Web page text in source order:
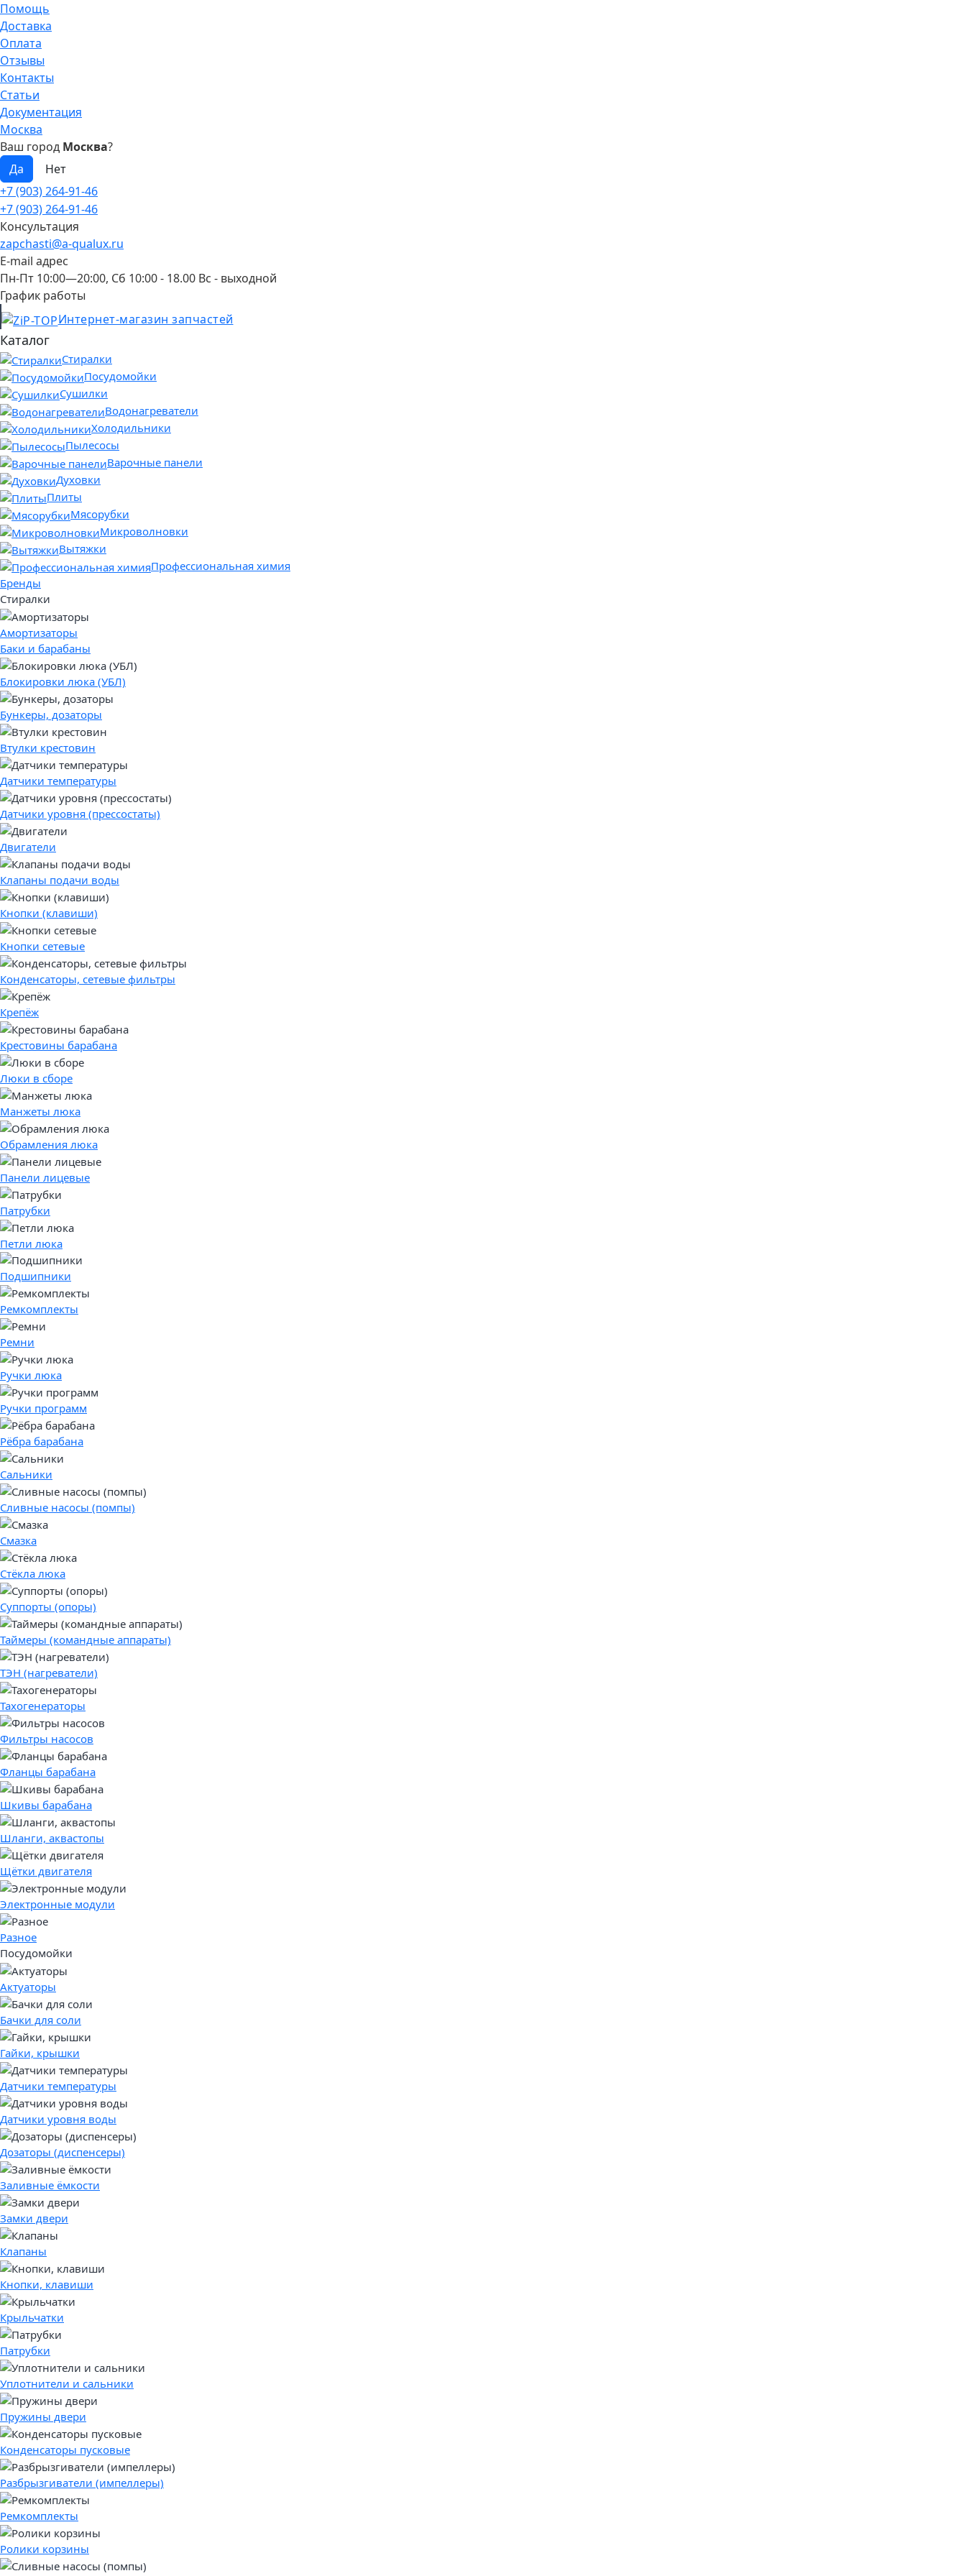
Помощь
Доставка
Оплата
Отзывы
Контакты
Статьи
Документация
Москва
Ваш город Москва?
+7 (903) 264-91-46
+7 (903) 264-91-46
Консультация
zapchasti@a-qualux.ru
E-mail адрес
Пн-Пт 10:00—20:00, Сб 10:00 - 18.00 Вс - выходной
График работы
Интернет-магазин запчастей
Каталог
Стиралки
Посудомойки
Сушилки
Водонагреватели
Холодильники
Пылесосы
Варочные панели
Духовки
Плиты
Мясорубки
Микроволновки
Вытяжки
Профессиональная химия
Бренды
Стиралки
Амортизаторы
Баки и барабаны
Блокировки люка (УБЛ)
Бункеры, дозаторы
Втулки крестовин
Датчики температуры
Датчики уровня (прессостаты)
Двигатели
Клапаны подачи воды
Кнопки (клавиши)
Кнопки сетевые
Конденсаторы, сетевые фильтры
Крепёж
Крестовины барабана
Люки в сборе
Манжеты люка
Обрамления люка
Панели лицевые
Патрубки
Петли люка
Подшипники
Ремкомплекты
Ремни
Ручки люка
Ручки программ
Рёбра барабана
Сальники
Сливные насосы (помпы)
Смазка
Стёкла люка
Суппорты (опоры)
Таймеры (командные аппараты)
ТЭН (нагреватели)
Тахогенераторы
Фильтры насосов
Фланцы барабана
Шкивы барабана
Шланги, аквастопы
Щётки двигателя
Электронные модули
Разное
Посудомойки
Актуаторы
Бачки для соли
Гайки, крышки
Датчики температуры
Датчики уровня воды
Дозаторы (диспенсеры)
Заливные ёмкости
Замки двери
Клапаны
Кнопки, клавиши
Крыльчатки
Патрубки
Уплотнители и сальники
Пружины двери
Конденсаторы пусковые
Разбрызгиватели (импеллеры)
Ремкомплекты
Ролики корзины